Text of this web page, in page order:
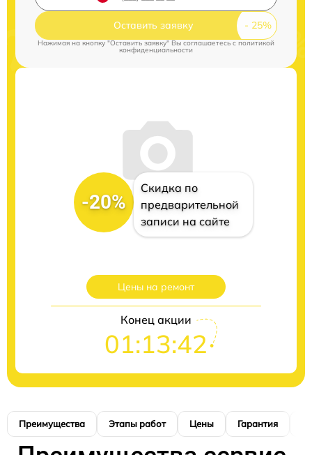
Оставить заявку
Нажимая на кнопку "Оставить заявку" Вы соглашаетесь cполитикой
конфиденциальности
-20%
Скидка по
предварительной
записи на сайте
Цены на ремонт
Конец акции
01:13:41
Преимущества Этапы работ Цены Гарантия